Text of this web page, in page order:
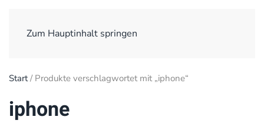
Zum Hauptinhalt springen
Start/ Produkte verschlagwortet mit „iphone“
iphone